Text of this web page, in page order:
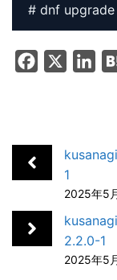
# dnf upgrade
e
I
n
1
2025年5
2.2.0-1
2025年5